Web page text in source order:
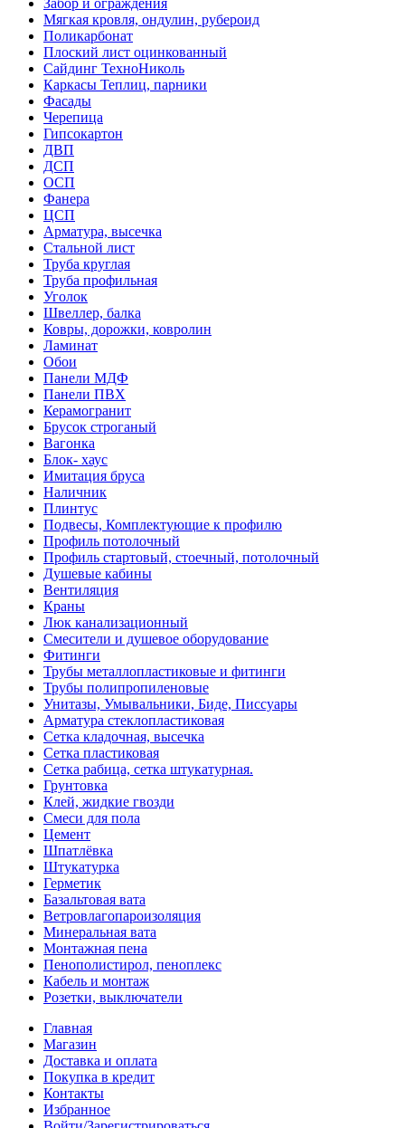
Забор и ограждения
Мягкая кровля, ондулин, рубероид
Поликарбонат
Плоский лист оцинкованный
Сайдинг ТехноНиколь
Каркасы Теплиц, парники
Фасады
Черепица
Гипсокартон
ДВП
ДСП
ОСП
Фанера
ЦСП
Арматура, высечка
Стальной лист
Труба круглая
Труба профильная
Уголок
Швеллер, балка
Ковры, дорожки, ковролин
Ламинат
Обои
Панели МДФ
Панели ПВХ
Керамогранит
Брусок строганый
Вагонка
Блок- хаус
Имитация бруса
Наличник
Плинтус
Подвесы, Комплектующие к профилю
Профиль потолочный
Профиль стартовый, стоечный, потолочный
Душевые кабины
Вентиляция
Краны
Люк канализационный
Смесители и душевое оборудование
Фитинги
Трубы металлопластиковые и фитинги
Трубы полипропиленовые
Унитазы, Умывальники, Биде, Писсуары
Арматура стеклопластиковая
Сетка кладочная, высечка
Сетка пластиковая
Сетка рабица, сетка штукатурная.
Грунтовка
Клей, жидкие гвозди
Смеси для пола
Цемент
Шпатлёвка
Штукатурка
Герметик
Базальтовая вата
Ветровлагопароизоляция
Минеральная вата
Монтажная пена
Пенополистирол, пеноплекс
Кабель и монтаж
Розетки, выключатели
Главная
Магазин
Доставка и оплата
Покупка в кредит
Контакты
Избранное